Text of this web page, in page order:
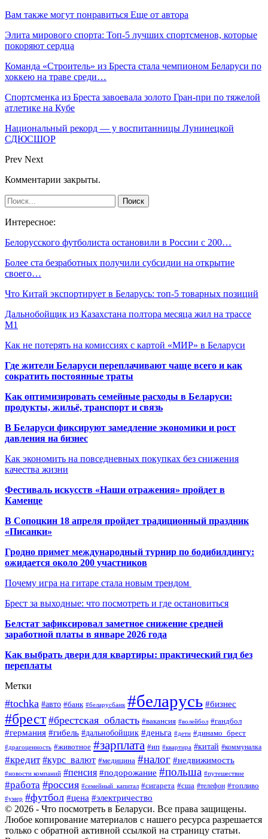
Вам также могут понравиться Еще от автора
Элита мирового спорта: Топ-5 лучших спортсменов, которые
покоряют сердца
Команда «Строитель» из Бреста стала чемпионом Беларуси по
хоккею на траве среди…
Спортсменка из Бреста завоевала золото Гран-при по тяжелой
атлетике на Кубе
Национальный рекорд — у воспитанницы Лунинецкой
СДЮСШОР
Prev Next
Комментарии закрыты.
Интересное:
Белорусского футболиста остановили в России с 200…
Более ста безработных получили субсидии на открытие
своего…
Что Китай экспортирует в Беларусь: топ-5 товарных позиций
Дальнобойщик из Казахстана полтора месяца жил на трассе
М1
Как не потерять на комиссиях с картой «МИР» в Беларуси
Где жители Беларуси переплачивают чаще всего и как
сократить постоянные траты
Как оптимизировать семейные расходы в Беларуси:
продукты, жильё, транспорт и связь
В Беларуси фиксируют замедление экономики и рост
давления на бизнес
Как экономить на повседневных покупках без снижения
качества жизни
Фестиваль искусств «Наши отражения» пройдет в
Каменце
В Сопоцкин 18 апреля пройдет традиционный праздник
«Писанки»
Гродно примет международный турнир по бодибилдингу:
ожидается около 200 участников
Почему игра на гитаре стала новым трендом
Брест за выходные: что посмотреть и где остановиться
Белстат зафиксировал заметное снижение средней
заработной платы в январе 2026 года
Как выбрать двери для квартиры: практический гид без
переплаты
Метки
#tochka #авто #банк #беларусбанк #беларусь #бизнес
#брест #брестская_область #вакансия #волейбол #гандбол
#германия #гибель #дальнобойщик #деньга #дети #динамо_брест
#драгоценность #животное #зарплата #ип #квартира #китай #коммуналка
#кредит #курс_валют #медицина #налог #недвижимость
#новости компаний #пенсия #подорожание #польша #путешествие
#работа #россия #семейный_капитал #сигарета #сша #телефон #топливо
#умер #футбол #цена #электричество
© 2026 - Что посмотреть в Беларуси. Все права защищены.
Любое копирование материалов с нашего ресурса разрешается
только с обратной активной ссылкой на страницу статьи.